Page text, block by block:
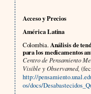
Acceso y Precios
América Latina
Colombia.Análisis de
para los medicamentos
Centro de Pensamiento
Visible y Observamed,
http://
os/docs/